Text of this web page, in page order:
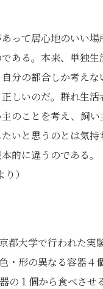
って居心地のいい場
ある。本来、単独生
分の都合しか考えな
しいのだ。群れ生活
のことを考え、飼い
いと思うのとは気持
的に違うのである。
）
都大学で行われた実
・形の異なる容器４
の１個から食べさせ